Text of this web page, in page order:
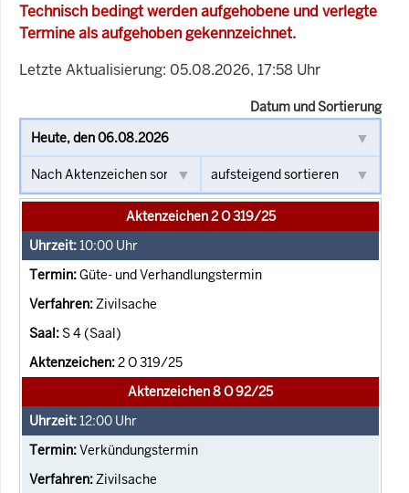
Technisch bedingt werden aufgehobene und verlegte
Termine als aufgehoben gekennzeichnet.
Letzte Aktualisierung: 05.08.2026, 17:58 Uhr
Datum und Sortierung
Aktenzeichen 2 O 319/25
10:00 Uhr
Güte- und Verhandlungstermin
Zivilsache
S 4 (Saal)
2 O 319/25
Aktenzeichen 8 O 92/25
12:00 Uhr
Verkündungstermin
Zivilsache